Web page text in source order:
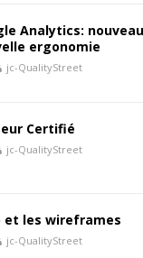
Analytics:
ergonomie
jc-QualityStreet
Certifié
jc-QualityStreet
et les wireframes
jc-QualityStreet